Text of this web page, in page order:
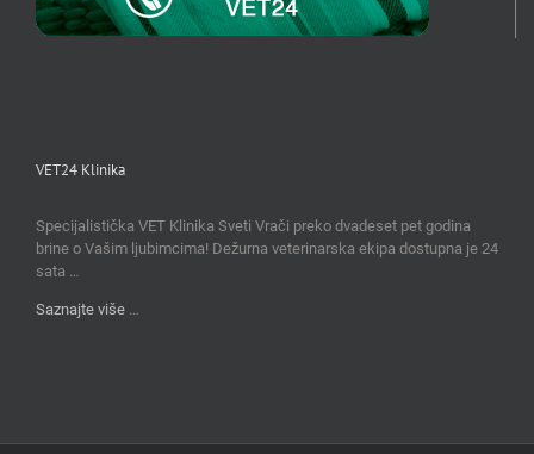
VET24 Klinika
Specijalistička VET Klinika Sveti Vrači preko dvadeset pet godina
brine o Vašim ljubimcima! Dežurna veterinarska ekipa dostupna je 24
sata …
Saznajte više …